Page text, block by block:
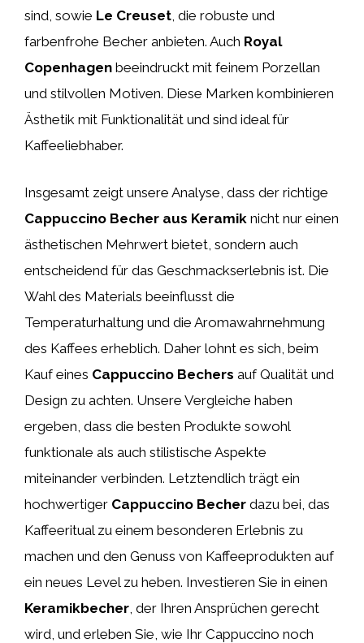
sind, sowie Le Creuset, die robuste und
farbenfrohe Becher anbieten. Auch Royal
Copenhagen beeindruckt mit feinem Porzellan
und stilvollen Motiven. Diese Marken kombinieren
Ästhetik mit Funktionalität und sind ideal für
Kaffeeliebhaber.
Insgesamt zeigt unsere Analyse, dass der richtige
Cappuccino Becher aus Keramik nicht nur einen
ästhetischen Mehrwert bietet, sondern auch
entscheidend für das Geschmackserlebnis ist. Die
Wahl des Materials beeinflusst die
Temperaturhaltung und die Aromawahrnehmung
des Kaffees erheblich. Daher lohnt es sich, beim
Kauf eines Cappuccino Bechers auf Qualität und
Design zu achten. Unsere Vergleiche haben
ergeben, dass die besten Produkte sowohl
funktionale als auch stilistische Aspekte
miteinander verbinden. Letztendlich trägt ein
hochwertiger Cappuccino Becher dazu bei, das
Kaffeeritual zu einem besonderen Erlebnis zu
machen und den Genuss von Kaffeeprodukten auf
ein neues Level zu heben. Investieren Sie in einen
Keramikbecher , der Ihren Ansprüchen gerecht
wird, und erleben Sie, wie Ihr Cappuccino noch